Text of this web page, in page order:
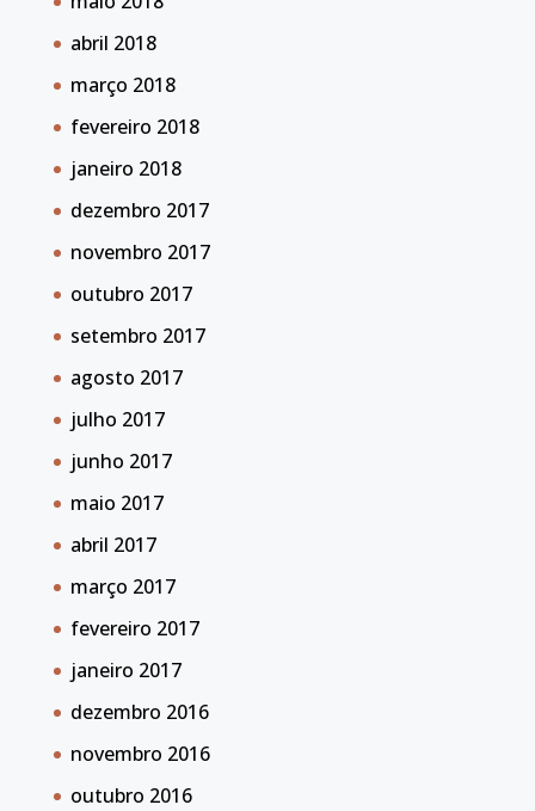
abril 2018
março 2018
fevereiro 2018
janeiro 2018
dezembro 2017
novembro 2017
outubro 2017
setembro 2017
agosto 2017
julho 2017
junho 2017
maio 2017
abril 2017
março 2017
fevereiro 2017
janeiro 2017
dezembro 2016
novembro 2016
outubro 2016